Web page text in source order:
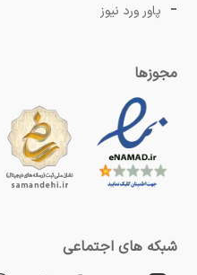
پاور ورد نیوز
مجوزها
شبکه های اجتماعی